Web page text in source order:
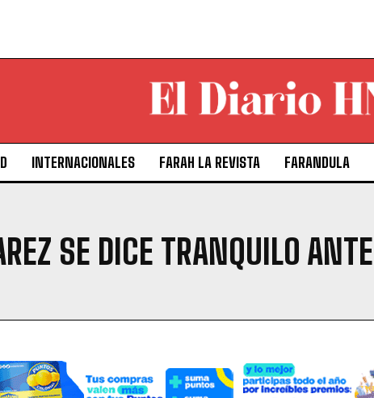
INTERNACIONALES FARAH LA REVISTA FARANDULA
SE DICE TRANQUILO